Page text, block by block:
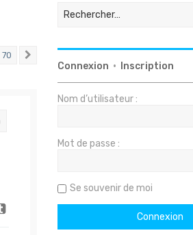
70
Connexion • Inscription
Nom d’utilisateur :
Mot de passe :
Se souvenir de moi